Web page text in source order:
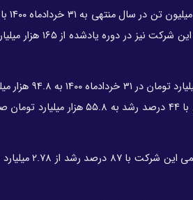
رشد به ۲۲.۲ میلیون تن با همان تعداد مجتمع رسیده است، ادامه
وی با اشاره به اینکه سود تلفیقی سالانه هلدینگ خلیج
در ۳۱ خردادماه ۱۴۰۱ رسیده است، ادامه داد: سود شرکت اصلی نیز از ۳۸.۷ هزار میلیارد تومان